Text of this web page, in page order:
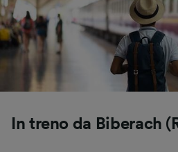
In treno da Biberach